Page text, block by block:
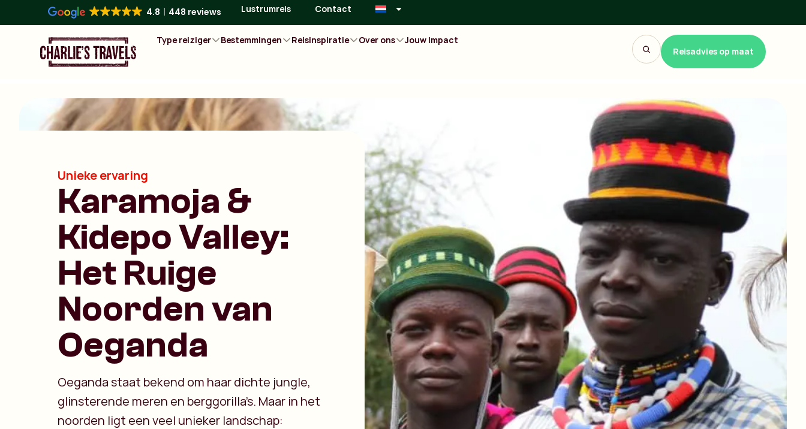
4.8 448 reviews Lustrumreis Contact
Type reiziger Bestemmingen Reisinspiratie Over ons
Jouw Impact
Reisadvies op maat
Unieke ervaring
Karamoja &
Kidepo Valley:
Het Ruige
Noorden van
Oeganda
Oeganda staat bekend om haar dichte jungle,
glinsterende meren en berggorilla’s. Maar in het
noorden ligt een veel unieker landschap: